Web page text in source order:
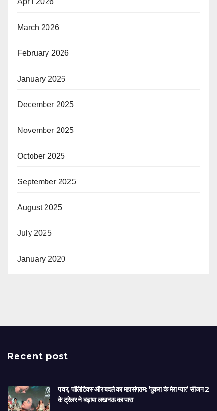
April 2026
March 2026
February 2026
January 2026
December 2025
November 2025
October 2025
September 2025
August 2025
July 2025
January 2020
Recent post
पावर, पॉलिटिक्स और बदले का महासंग्राम: ‘ठुकरा के मेरा प्यार’ सीजन 2
के ट्रेलर ने बढ़ाया लखनऊ का पारा